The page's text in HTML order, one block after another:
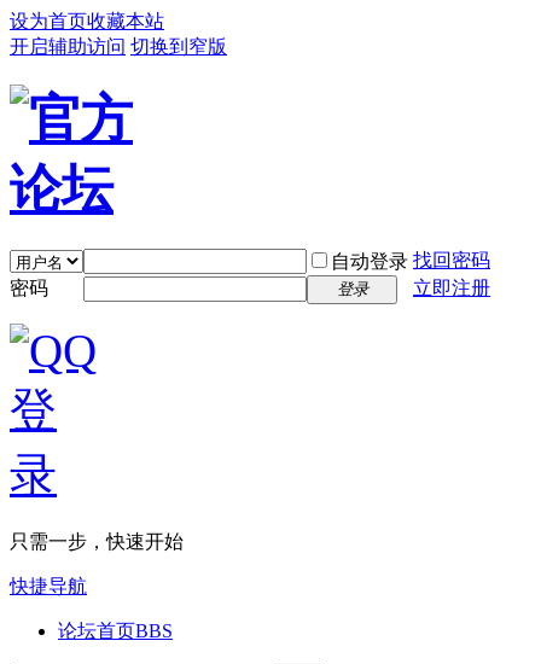
设为首页收藏本站
开启辅助访问 切换到窄版
自动登录 找回密码
密码
登录 立即注册
只需一步，快速开始
快捷导航
论坛首页BBS